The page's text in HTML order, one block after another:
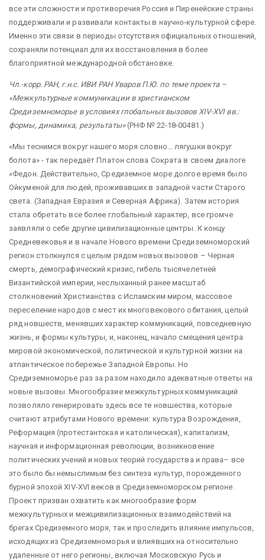
все эти сложности и противоречия Россия и Пиренейские страны
поддерживали и развивали контакты в научно-культурной сфере.
Именно эти связи в периоды отсутствия официальных отношений,
сохраняли потенциал для их восстановления в более
благоприятной международной обстановке.
Чл.-корр. РАН, г.н.с. ИВИ РАН Уваров П.Ю. по теме проекта –
«Межкультурные коммуникации в христианском
Средиземноморье в условиях глобальных вызовов XIV-XVI вв.:
формы, динамика, результаты»(РНФ № 22-18-00481.)
«Мы теснимся вокруг нашего моря словно… лягушки вокруг
болота» - так передаёт Платон слова Сократа в своем диалоге
«Федон. Действительно, Средиземное море долгое время было
Ойкуменой для людей, проживавших в западной части Старого
света. (Западная Евразия и Северная Африка). Затем история
стала обретать все более глобальный характер, все громче
заявляли о себе другие цивилизационные центры. К концу
Средневековья и в начале Нового времени Средиземноморский
регион столкнулся с целым рядом новых вызовов – Черная
смерть, демографический кризис, гибель тысячелетней
Византийской империи, неслыханный ранее масштаб
столкновений Христианства с Исламским миром, массовое
переселение народов с мест их многовекового обитания, целый
ряд новшеств, менявших характер коммуникаций, повседневную
жизнь, и формы культуры, и, наконец, начало смещения центра
мировой экономической, политической и культурной жизни на
атлантическое побережье Западной Европы. Но
Средиземноморье раз за разом находило адекватные ответы на
новые вызовы. Многообразие межкультурных коммуникаций
позволяло генерировать здесь все те новшества, которые
считают атрибутами Нового времени: культура Возрождения,
Реформация (протестантская и католическая), капитализм,
научная и информационная революции, возникновение
политических учений и новых теорий государства и права– все
это было бы немыслимым без синтеза культур, порожденного
бурной эпохой XIV-XVI веков в Средиземноморском регионе.
Проект призван охватить как многообразие форм
межкультурных и межцивилизационных взаимодействий на
брегах Средиземного моря, так и проследить влияние импульсов,
исходящих из Средиземноморья и влиявших на относительно
удаленные от него регионы, включая Московскую Русь и